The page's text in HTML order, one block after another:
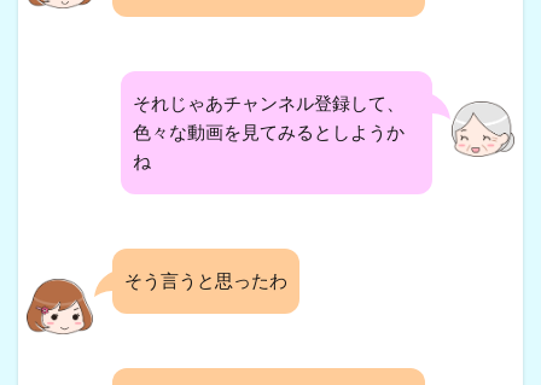
それじゃあチャンネル登録して、
色々な動画を見てみるとしようか
ね
そう言うと思ったわ